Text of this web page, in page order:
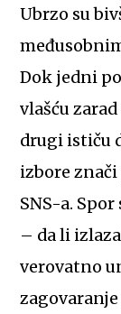
Ubrzo su
Dok jedni
vlašću
drugi ističu
izbore
SNS-a.
– da li
verovatno